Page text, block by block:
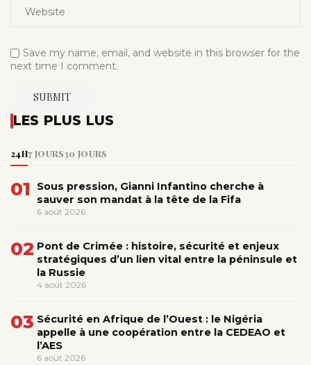
Save my name, email, and website in this browser for the
next time I comment.
LES PLUS LUS
24H7 JOURS30 JOURS
01
Sous pression, Gianni Infantino cherche à
sauver son mandat à la tête de la Fifa
6 août 2026
02 Pont de Crimée : histoire, sécurité et enjeux
stratégiques d’un lien vital entre la péninsule et
la Russie
4 août 2026
03 Sécurité en Afrique de l’Ouest : le Nigéria
appelle à une coopération entre la CEDEAO et
l’AES
6 août 2026